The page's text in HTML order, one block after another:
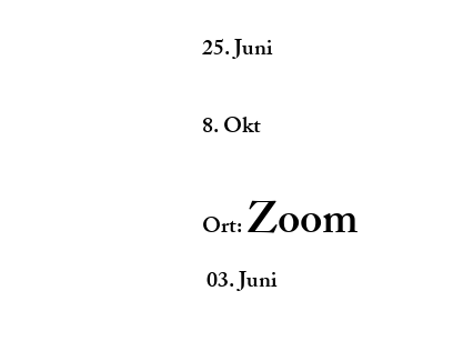
​25. Juni
8. Okt
Ort:Zoom
​ 03. Juni